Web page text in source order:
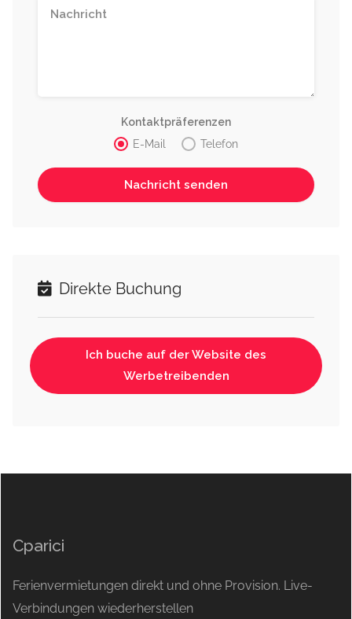
Kontaktpräferenzen
E-Mail
Telefon
Direkte Buchung
Ich buche auf der Website des
Werbetreibenden
Cparici
Ferienvermietungen direkt und ohne Provision. Live-
Verbindungen wiederherstellen